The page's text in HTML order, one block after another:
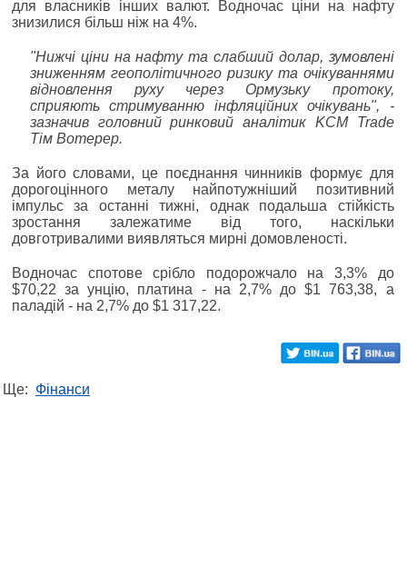
для власників інших валют. Водночас ціни на нафту
знизилися більш ніж на 4%.
"Нижчі ціни на нафту та слабший долар, зумовлені
зниженням геополітичного ризику та очікуваннями
відновлення руху через Ормузьку протоку,
сприяють стримуванню інфляційних очікувань", -
зазначив головний ринковий аналітик KCM Trade
Тім Вотерер.
За його словами, це поєднання чинників формує для
дорогоцінного металу найпотужніший позитивний
імпульс за останні тижні, однак подальша стійкість
зростання залежатиме від того, наскільки
довготривалими виявляться мирні домовленості.
Водночас спотове срібло подорожчало на 3,3% до
$70,22 за унцію, платина - на 2,7% до $1 763,38, а
паладій - на 2,7% до $1 317,22.
Ще: Фінанси